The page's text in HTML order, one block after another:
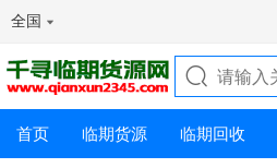
全国
首页 临期货源 临期回收